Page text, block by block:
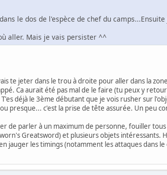
le dos de l'espèce de chef du
aller. Mais je vais persister ^^
te jeter dans le trou à droite pour aller dans la
Ca aurait été pas mal de le faire (tu peux y
déjà le 3ème débutant que je vois rusher sur
presque... c'est la prise de tête assurée. Un peu
de parler à un maximum de personne, fouiller
Greatsword) et plusieurs objets intéressants.
jauger les timings (notamment les attaques dans le